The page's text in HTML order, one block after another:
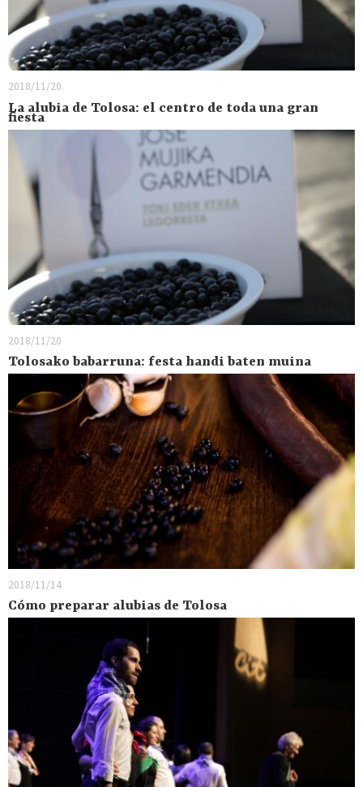
2018/11/20
La alubia de Tolosa: el centro de toda una gran
fiesta
2018/11/20
Tolosako babarruna: festa handi baten muina
2018/11/14
Cómo preparar alubias de Tolosa